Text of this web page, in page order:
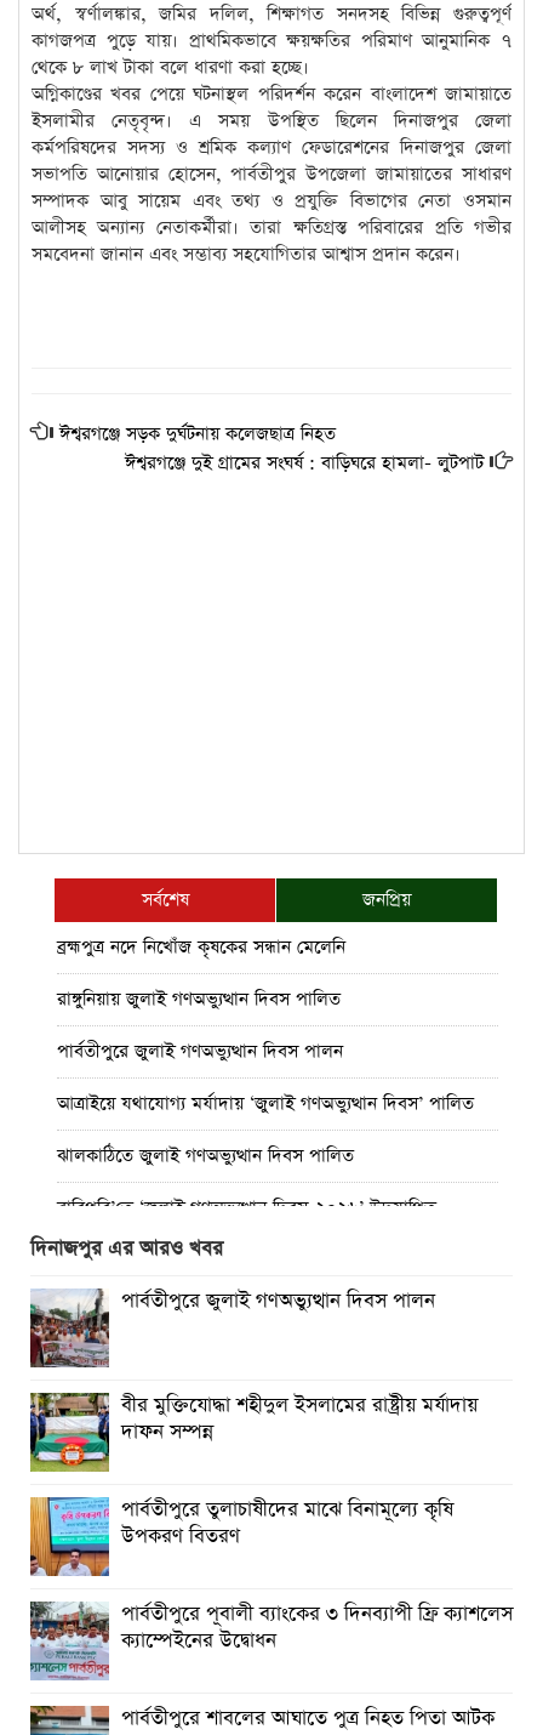
অর্থ, স্বর্ণালঙ্কার, জমির দলিল, শিক্ষাগত সনদসহ বিভিন্ন গুরুত্বপূর্ণ
কাগজপত্র পুড়ে যায়। প্রাথমিকভাবে ক্ষয়ক্ষতির পরিমাণ আনুমানিক ৭
থেকে ৮ লাখ টাকা বলে ধারণা করা হচ্ছে।
অগ্নিকাণ্ডের খবর পেয়ে ঘটনাস্থল পরিদর্শন করেন বাংলাদেশ জামায়াতে
ইসলামীর নেতৃবৃন্দ। এ সময় উপস্থিত ছিলেন দিনাজপুর জেলা
কর্মপরিষদের সদস্য ও শ্রমিক কল্যাণ ফেডারেশনের দিনাজপুর জেলা
সভাপতি আনোয়ার হোসেন, পার্বতীপুর উপজেলা জামায়াতের সাধারণ
সম্পাদক আবু সায়েম এবং তথ্য ও প্রযুক্তি বিভাগের নেতা ওসমান
আলীসহ অন্যান্য নেতাকর্মীরা। তারা ক্ষতিগ্রস্ত পরিবারের প্রতি গভীর
সমবেদনা জানান এবং সম্ভাব্য সহযোগিতার আশ্বাস প্রদান করেন।
ঈশ্বরগঞ্জে সড়ক দুর্ঘটনায় কলেজছাত্র নিহত
ঈশ্বরগঞ্জে দুই গ্রামের সংঘর্ষ : বাড়িঘরে হামলা- লুটপাট
সর্বশেষ
জনপ্রিয়
ব্রহ্মপুত্র নদে নিখোঁজ কৃষকের সন্ধান মেলেনি
রাঙ্গুনিয়ায় জুলাই গণঅভ্যুত্থান দিবস পালিত
পার্বতীপুরে জুলাই গণঅভ্যুত্থান দিবস পালন
আত্রাইয়ে যথাযোগ্য মর্যাদায় ‘জুলাই গণঅভ্যুত্থান দিবস’ পালিত
ঝালকাঠিতে জুলাই গণঅভ্যুত্থান দিবস পালিত
রাবিপ্রবি’তে ‘জুলাই গণঅভ্যুত্থান দিবস-২০২৬’ উদযাপিত
প্রত্যেক অপরাধীর বিচার এ দেশেই হবে, সে যত শক্তিশালীই হোক
না কেন”-চট্টগ্রামে জুলাই গণঅভ্যুত্থান দিবসে ব্যারিস্টার মীর হেলাল
গণঅভ্যুত্থানের অর্জন আজ রাজনৈতিক মাফিয়া ও দুর্বৃত্তায়নের
খপ্পরে : আবু হাসান টিপু
রাঙামাটিতে “ফিরে দেখা রক্তঝরা জুলাই-আগস্ট প্রত্যাশা আর প্রাপ্তি
শীর্ষক “কথকতা” অনুষ্ঠান অনুষ্ঠিত
ছুটির রাতে খোলা ভূমি অফিস, ভেতরে তহশিলদার
দিনাজপুর এর আরও খবর
পার্বতীপুরে জুলাই গণঅভ্যুত্থান দিবস পালন
বীর মুক্তিযোদ্ধা শহীদুল ইসলামের রাষ্ট্রীয় মর্যাদায়
দাফন সম্পন্ন
পার্বতীপুরে তুলাচাষীদের মাঝে বিনামূল্যে কৃষি
উপকরণ বিতরণ
পার্বতীপুরে পূবালী ব্যাংকের ৩ দিনব্যাপী ফ্রি ক্যাশলেস
ক্যাম্পেইনের উদ্বোধন
পার্বতীপুরে শাবলের আঘাতে পুত্র নিহত পিতা আটক